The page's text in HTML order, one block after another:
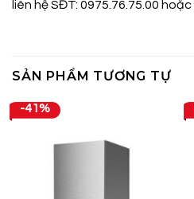
liên hệ SĐT: 0975.76.75.00 hoặc
SẢN PHẨM TƯƠNG TỰ
-41%